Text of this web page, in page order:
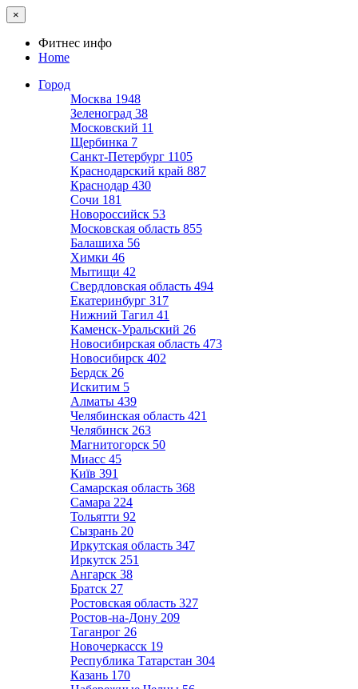
×
Фитнес инфо
Home
Город
Москва 1948
Зеленоград 38
Московский 11
Щербинка 7
Санкт-Петербург 1105
Краснодарский край 887
Краснодар 430
Сочи 181
Новороссийск 53
Московская область 855
Балашиха 56
Химки 46
Мытищи 42
Свердловская область 494
Екатеринбург 317
Нижний Тагил 41
Каменск-Уральский 26
Новосибирская область 473
Новосибирск 402
Бердск 26
Искитим 5
Алматы 439
Челябинская область 421
Челябинск 263
Магнитогорск 50
Миасс 45
Київ 391
Самарская область 368
Самара 224
Тольятти 92
Сызрань 20
Иркутская область 347
Иркутск 251
Ангарск 38
Братск 27
Ростовская область 327
Ростов-на-Дону 209
Таганрог 26
Новочеркасск 19
Республика Татарстан 304
Казань 170